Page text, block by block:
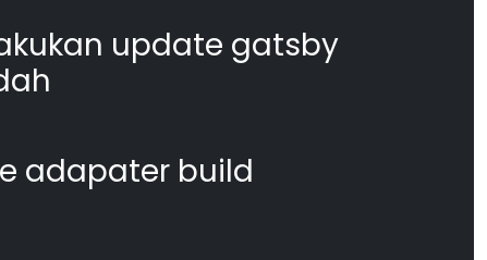
update gatsby
adapater build